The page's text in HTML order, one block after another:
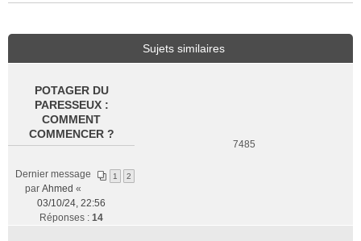
Sujets similaires
POTAGER DU
PARESSEUX :
COMMENT
COMMENCER ?
1 2
Dernier message
par Ahmed «
03/10/24, 22:56
Réponses : 14
7485